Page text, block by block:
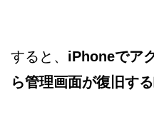
すると、 iPhoneでア
ら管理画面が復旧す